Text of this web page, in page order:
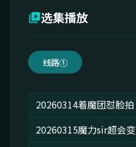
选集播放
线路①
20260314着魔团怼脸拍
20260315魔力sir超会变